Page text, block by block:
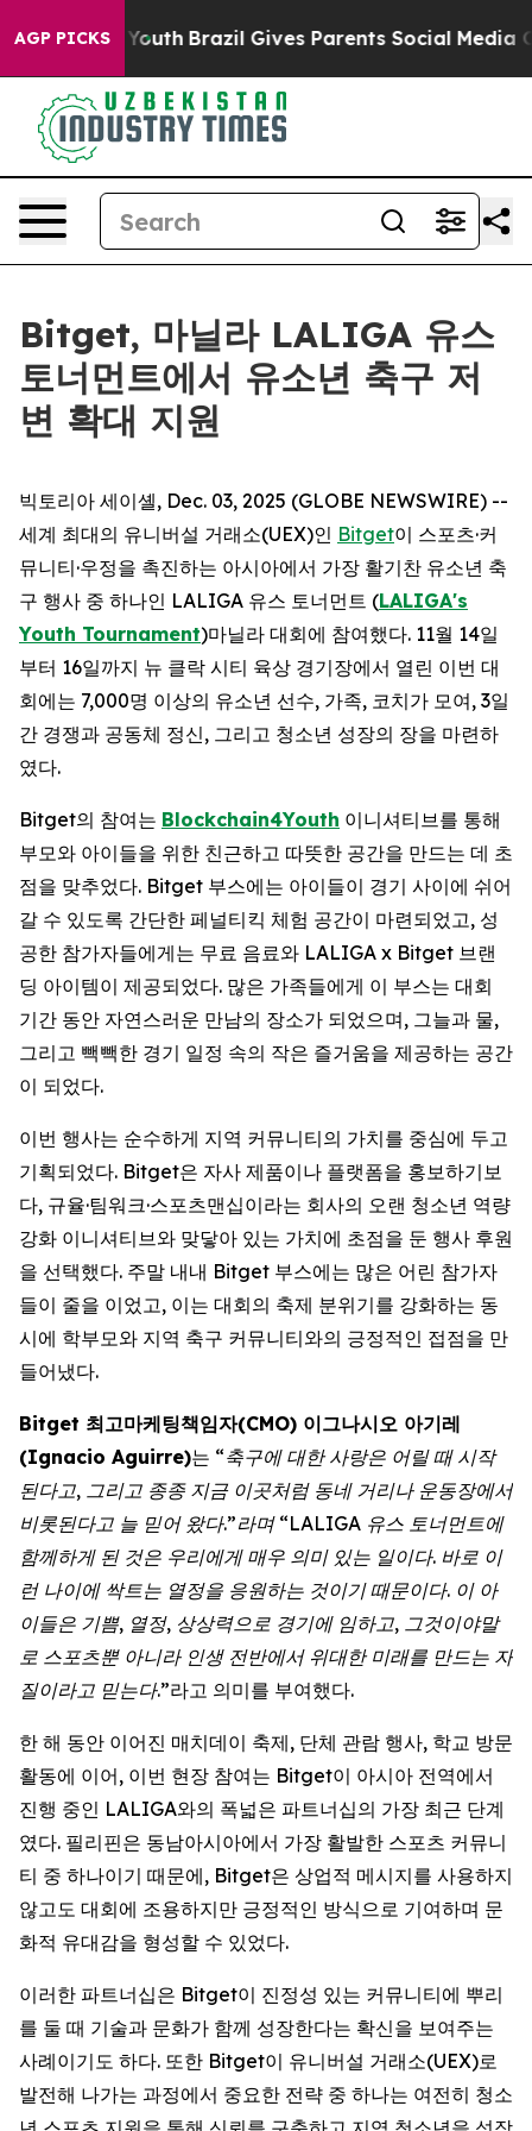
AGP PICKS
to Youth Brazil Gives Parents Social Media
Bitget, 마닐라 LALIGA 유스
토너먼트에서 유소년 축구 저
변 확대 지원
빅토리아 세이셸, Dec. 03, 2025 (GLOBE NEWSWIRE) --
세계 최대의 유니버설 거래소(UEX)인 Bitget이 스포츠·커
뮤니티·우정을 촉진하는 아시아에서 가장 활기찬 유소년 축
구 행사 중 하나인 LALIGA 유스 토너먼트 (LALIGA's
Youth Tournament)마닐라 대회에 참여했다. 11월 14일
부터 16일까지 뉴 클락 시티 육상 경기장에서 열린 이번 대
회에는 7,000명 이상의 유소년 선수, 가족, 코치가 모여, 3일
간 경쟁과 공동체 정신, 그리고 청소년 성장의 장을 마련하
였다.
Bitget의 참여는 Blockchain4Youth 이니셔티브를 통해
부모와 아이들을 위한 친근하고 따뜻한 공간을 만드는 데 초
점을 맞추었다. Bitget 부스에는 아이들이 경기 사이에 쉬어
갈 수 있도록 간단한 페널티킥 체험 공간이 마련되었고, 성
공한 참가자들에게는 무료 음료와 LALIGA x Bitget 브랜
딩 아이템이 제공되었다. 많은 가족들에게 이 부스는 대회
기간 동안 자연스러운 만남의 장소가 되었으며, 그늘과 물,
그리고 빽빽한 경기 일정 속의 작은 즐거움을 제공하는 공간
이 되었다.
이번 행사는 순수하게 지역 커뮤니티의 가치를 중심에 두고
기획되었다. Bitget은 자사 제품이나 플랫폼을 홍보하기보
다, 규율·팀워크·스포츠맨십이라는 회사의 오랜 청소년 역량
강화 이니셔티브와 맞닿아 있는 가치에 초점을 둔 행사 후원
을 선택했다. 주말 내내 Bitget 부스에는 많은 어린 참가자
들이 줄을 이었고, 이는 대회의 축제 분위기를 강화하는 동
시에 학부모와 지역 축구 커뮤니티와의 긍정적인 접점을 만
들어냈다.
Bitget 최고마케팅책임자(CMO) 이그나시오 아기레
(Ignacio Aguirre)는 “축구에 대한 사랑은 어릴 때 시작
된다고, 그리고 종종 지금 이곳처럼 동네 거리나 운동장에서
비롯된다고 늘 믿어 왔다.”라며 “LALIGA 유스 토너먼트에
함께하게 된 것은 우리에게 매우 의미 있는 일이다. 바로 이
런 나이에 싹트는 열정을 응원하는 것이기 때문이다. 이 아
이들은 기쁨, 열정, 상상력으로 경기에 임하고, 그것이야말
로 스포츠뿐 아니라 인생 전반에서 위대한 미래를 만드는 자
질이라고 믿는다.”라고 의미를 부여했다.
한 해 동안 이어진 매치데이 축제, 단체 관람 행사, 학교 방문
활동에 이어, 이번 현장 참여는 Bitget이 아시아 전역에서
진행 중인 LALIGA와의 폭넓은 파트너십의 가장 최근 단계
였다. 필리핀은 동남아시아에서 가장 활발한 스포츠 커뮤니
티 중 하나이기 때문에, Bitget은 상업적 메시지를 사용하지
않고도 대회에 조용하지만 긍정적인 방식으로 기여하며 문
화적 유대감을 형성할 수 있었다.
이러한 파트너십은 Bitget이 진정성 있는 커뮤니티에 뿌리
를 둘 때 기술과 문화가 함께 성장한다는 확신을 보여주는
사례이기도 하다. 또한 Bitget이 유니버설 거래소(UEX)로
발전해 나가는 과정에서 중요한 전략 중 하나는 여전히 청소